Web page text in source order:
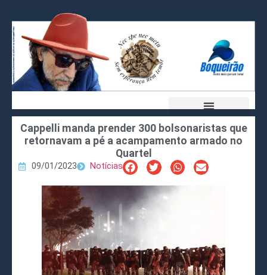
Cappelli manda prender 300 bolsonaristas que
retornavam a pé a acampamento armado no
Quartel
09/01/2023 Notícias